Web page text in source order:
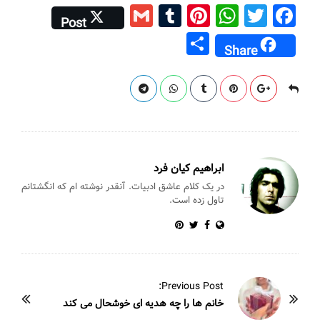
F
a
c
e
b
o
o
k
T
wi
tt
er
W
h
at
s
A
p
Pi
nt
er
e
st
T
u
bl
r
G
m
Post
Share
h
ar
e
ابراهیم کیان فرد
در یک کلام عاشق ادبیات. آنقدر نوشته ام که انگشتانم
تاول زده است.
Previous Post:
خانم ها را چه هدیه ای خوشحال می کند